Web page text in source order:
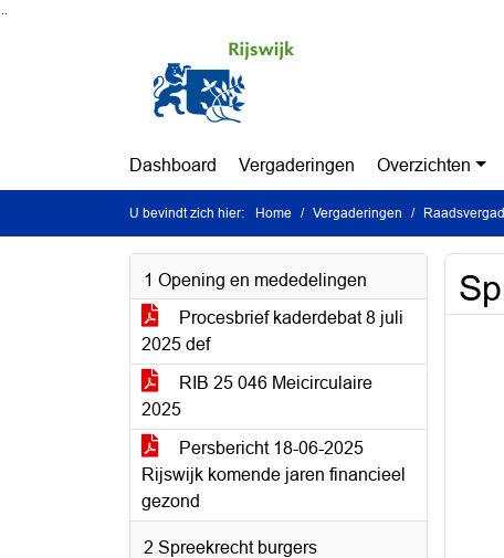
Dashboard Vergaderingen Overzichten
U bevindt zich hier: Home Vergaderingen
1 Opening en mededelingen
Procesbrief kaderdebat 8 juli
2025 def
RIB 25 046 Meicirculaire
2025
Persbericht 18-06-2025
Rijswijk komende jaren financieel
gezond
2 Spreekrecht burgers